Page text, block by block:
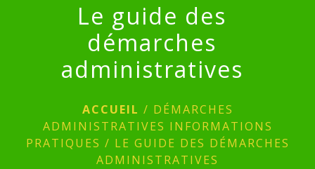
Le guide des
démarches
administratives
ACCUEIL / DÉMARCHES
ADMINISTRATIVES INFORMATIONS
PRATIQUES / LE GUIDE DES DÉMARCHES
ADMINISTRATIVES